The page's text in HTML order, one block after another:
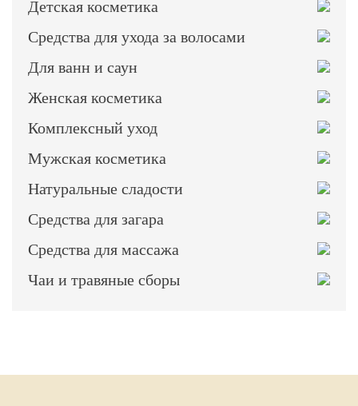
Детская косметика
Средства для ухода за волосами
Для ванн и саун
Женская косметика
Комплексный уход
Мужская косметика
Натуральные сладости
Средства для загара
Средства для массажа
Чаи и травяные сборы